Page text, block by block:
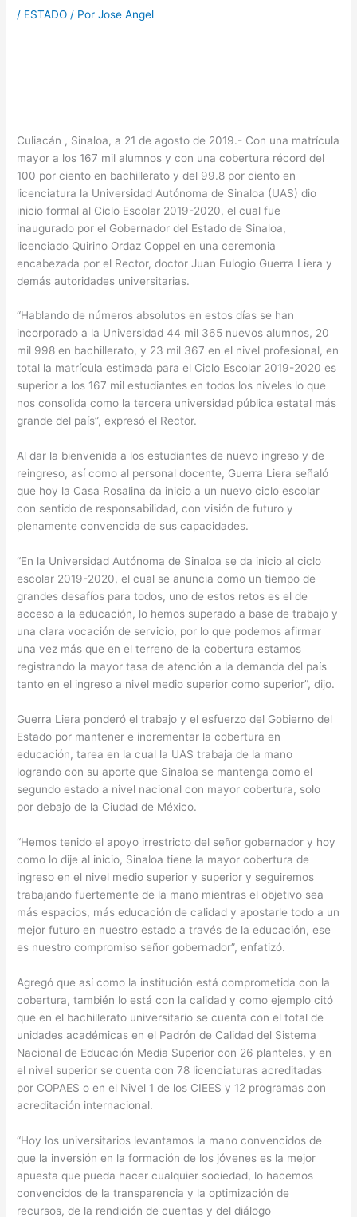
/ ESTADO / PorJose Angel
Culiacán , Sinaloa, a 21 de agosto de 2019.- Con una matrícula
mayor a los 167 mil alumnos y con una cobertura récord del
100 por ciento en bachillerato y del 99.8 por ciento en
licenciatura la Universidad Autónoma de Sinaloa (UAS) dio
inicio formal al Ciclo Escolar 2019-2020, el cual fue
inaugurado por el Gobernador del Estado de Sinaloa,
licenciado Quirino Ordaz Coppel en una ceremonia
encabezada por el Rector, doctor Juan Eulogio Guerra Liera y
demás autoridades universitarias.
“Hablando de números absolutos en estos días se han
incorporado a la Universidad 44 mil 365 nuevos alumnos, 20
mil 998 en bachillerato, y 23 mil 367 en el nivel profesional, en
total la matrícula estimada para el Ciclo Escolar 2019-2020 es
superior a los 167 mil estudiantes en todos los niveles lo que
nos consolida como la tercera universidad pública estatal más
grande del país”, expresó el Rector.
Al dar la bienvenida a los estudiantes de nuevo ingreso y de
reingreso, así como al personal docente, Guerra Liera señaló
que hoy la Casa Rosalina da inicio a un nuevo ciclo escolar
con sentido de responsabilidad, con visión de futuro y
plenamente convencida de sus capacidades.
“En la Universidad Autónoma de Sinaloa se da inicio al ciclo
escolar 2019-2020, el cual se anuncia como un tiempo de
grandes desafíos para todos, uno de estos retos es el de
acceso a la educación, lo hemos superado a base de trabajo y
una clara vocación de servicio, por lo que podemos afirmar
una vez más que en el terreno de la cobertura estamos
registrando la mayor tasa de atención a la demanda del país
tanto en el ingreso a nivel medio superior como superior”, dijo.
Guerra Liera ponderó el trabajo y el esfuerzo del Gobierno del
Estado por mantener e incrementar la cobertura en
educación, tarea en la cual la UAS trabaja de la mano
logrando con su aporte que Sinaloa se mantenga como el
segundo estado a nivel nacional con mayor cobertura, solo
por debajo de la Ciudad de México.
“Hemos tenido el apoyo irrestricto del señor gobernador y hoy
como lo dije al inicio, Sinaloa tiene la mayor cobertura de
ingreso en el nivel medio superior y superior y seguiremos
trabajando fuertemente de la mano mientras el objetivo sea
más espacios, más educación de calidad y apostarle todo a un
mejor futuro en nuestro estado a través de la educación, ese
es nuestro compromiso señor gobernador”, enfatizó.
Agregó que así como la institución está comprometida con la
cobertura, también lo está con la calidad y como ejemplo citó
que en el bachillerato universitario se cuenta con el total de
unidades académicas en el Padrón de Calidad del Sistema
Nacional de Educación Media Superior con 26 planteles, y en
el nivel superior se cuenta con 78 licenciaturas acreditadas
por COPAES o en el Nivel 1 de los CIEES y 12 programas con
acreditación internacional.
“Hoy los universitarios levantamos la mano convencidos de
que la inversión en la formación de los jóvenes es la mejor
apuesta que pueda hacer cualquier sociedad, lo hacemos
convencidos de la transparencia y la optimización de
recursos, de la rendición de cuentas y del diálogo